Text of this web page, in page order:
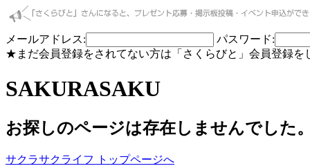
メールアドレス:
パスワード:
★まだ会員登録をされてない方は「さくらびと」会員登録
SAKURASAKU
お探しのページは存在しませんでした
サクラサクライフ トップページへ